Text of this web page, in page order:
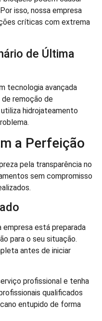
isso, nossa empresa
críticas com extrema
de Última
tecnologia avançada
remoção de
hidrojateamento
a Perfeição
pela transparência no
sem compromisso
empresa está preparada
para o seu situação.
antes de iniciar
profissional e tenha
qualificados
entupido de forma